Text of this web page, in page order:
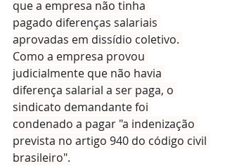
que a empresa não tinha
pagado diferenças salariais
aprovadas em dissídio coletivo.
Como a empresa provou
judicialmente que não havia
diferença salarial a ser paga, o
sindicato demandante foi
condenado a pagar "a indenização
prevista no artigo 940 do código civil
brasileiro".